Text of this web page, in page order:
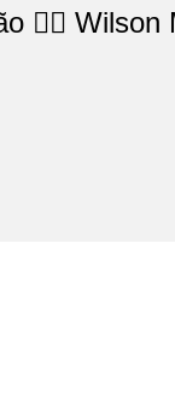
👨‍⚖️​ Wilson